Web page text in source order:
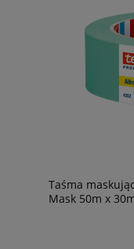
Taśma
Mask 50m x